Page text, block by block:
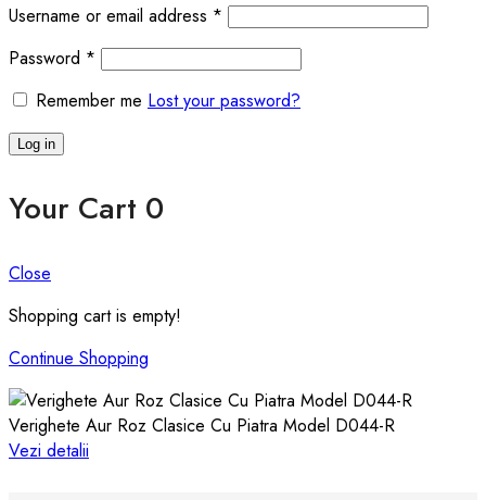
Username or email address * Required
Password * Required
Remember me Lost your password?
Log in
Your Cart 0
Close
Shopping cart is empty!
Continue Shopping
Verighete Aur Roz Clasice Cu Piatra Model D044-R
Vezi detalii